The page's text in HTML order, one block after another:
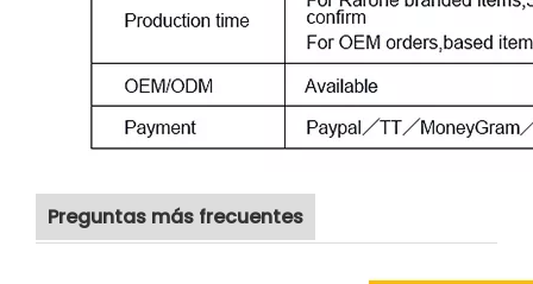
Preguntas más frecuentes